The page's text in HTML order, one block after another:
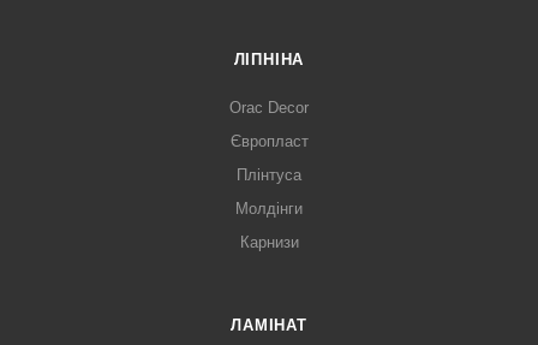
ЛІПНІНА
Orac Decor
Європласт
Плінтуса
Молдінги
Карнизи
ЛАМІНАТ